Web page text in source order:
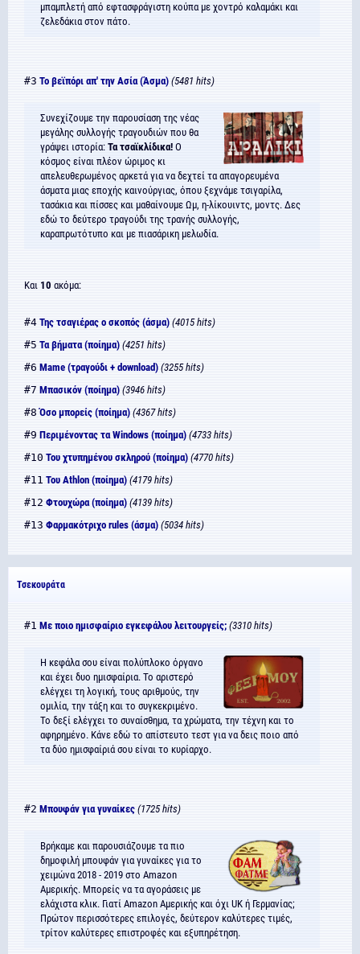
μπαμπλετή από εφτασφράγιστη κούπα με χοντρό καλαμάκι και
ζελεδάκια στον πάτο.
#3 Το βεϊπόρι απ' την Ασία (Άσμα) (5481 hits)
Συνεχίζουμε την παρουσίαση της νέας
μεγάλης συλλογής τραγουδιών που θα
γράψει ιστορία: Τα τσαϊκλίδικα! Ο
κόσμος είναι πλέον ώριμος κι
απελευθερωμένος αρκετά για να δεχτεί τα απαγορευμένα
άσματα μιας εποχής καινούργιας, όπου ξεχνάμε τσιγαρίλα,
τασάκια και πίσσες και μαθαίνουμε Ωμ, η-λίκουιντς, μοντς. Δες
εδώ το δεύτερο τραγούδι της τρανής συλλογής,
καραπρωτότυπο και με πιασάρικη μελωδία.
Και 10 ακόμα:
#4 Της τσαγιέρας ο σκοπός (άσμα) (4015 hits)
#5 Τα βήματα (ποίημα) (4251 hits)
#6 Mame (τραγούδι + download) (3255 hits)
#7 Μπασικόν (ποίημα) (3946 hits)
#8 Όσο μπορείς (ποίημα) (4367 hits)
#9 Περιμένοντας τα Windows (ποίημα) (4733 hits)
#10 Του χτυπημένου σκληρού (ποίημα) (4770 hits)
#11 Του Athlon (ποίημα) (4179 hits)
#12 Φτουχώρα (ποίημα) (4139 hits)
#13 Φαρμακότριχο rules (άσμα) (5034 hits)
Τσεκουράτα
#1 Με ποιο ημισφαίριο εγκεφάλου λειτουργείς; (3310 hits)
Η κεφάλα σου είναι πολύπλοκο όργανο
και έχει δυο ημισφαίρια. Το αριστερό
ελέγχει τη λογική, τους αριθμούς, την
ομιλία, την τάξη και το συγκεκριμένο.
Το δεξί ελέγχει το συναίσθημα, τα χρώματα, την τέχνη και το
αφηρημένο. Κάνε εδώ το απίστευτο τεστ για να δεις ποιο από
τα δύο ημισφαίριά σου είναι το κυρίαρχο.
#2 Μπουφάν για γυναίκες (1725 hits)
Βρήκαμε και παρουσιάζουμε τα πιο
δημοφιλή μπουφάν για γυναίκες για το
χειμώνα 2018 - 2019 στο Amazon
Αμερικής. Μπορείς να τα αγοράσεις με
ελάχιστα κλικ. Γιατί Amazon Αμερικής και όχι UK ή Γερμανίας;
Πρώτον περισσότερες επιλογές, δεύτερον καλύτερες τιμές,
τρίτον καλύτερες επιστροφές και εξυπηρέτηση.